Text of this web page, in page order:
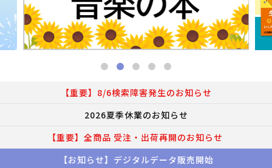
【重要】8/6検索障害発生のお知らせ
2026夏季休業のお知らせ
【重要】全商品 受注・出荷再開のお知らせ
【お知らせ】デジタルデータ販売開始